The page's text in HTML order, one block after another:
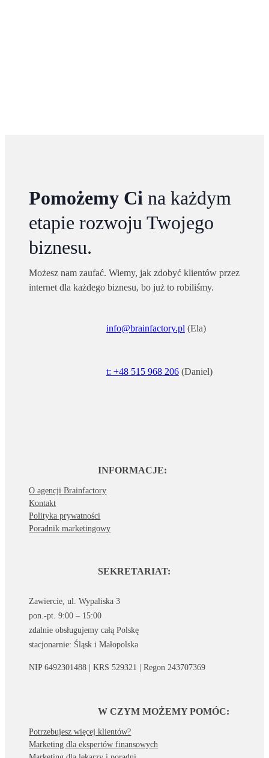
Pomożemy Ci na każdym
etapie rozwoju Twojego
biznesu.
Możesz nam zaufać. Wiemy, jak zdobyć klientów przez
internet dla każdego biznesu, bo już to robiliśmy.
info@brainfactory.pl (Ela)
t: +48 515 968 206(Daniel)
INFORMACJE:
O agencji Brainfactory
Kontakt
Polityka prywatności
Poradnik marketingowy
SEKRETARIAT:
Zawiercie, ul. Wypaliska 3
pon.-pt. 9:00 – 15:00
zdalnie obsługujemy całą Polskę
stacjonarnie: Śląsk i Małopolska
NIP 6492301488 | KRS 529321 | Regon 243707369
W CZYM MOŻEMY POMÓC:
Potrzebujesz więcej klientów?
Marketing dla ekspertów finansowych